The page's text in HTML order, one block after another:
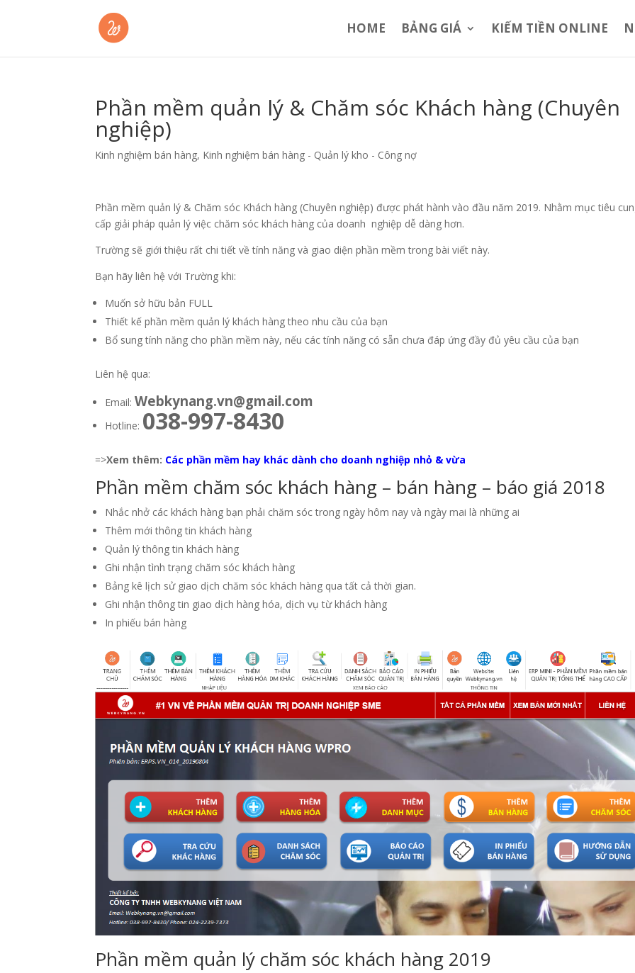
HOME BẢNG GIÁ KIẾM TIỀN ONLINE
Phần mềm quản lý & Chăm sóc Khách hàng (Chuyên
nghiệp)
Kinh nghiệm bán hàng, Kinh nghiệm bán hàng - Quản lý kho - Công nợ
Phần mềm quản lý & Chăm sóc Khách hàng (Chuyên nghiệp) được phát hành vào đầu năm 2019. Nhằm mục tiêu
cấp giải pháp quản lý việc chăm sóc khách hàng của doanh nghiệp dễ dàng hơn.
Trường sẽ giới thiệu rất chi tiết về tính năng và giao diện phần mềm trong bài viết này.
Bạn hãy liên hệ với Trường khi:
Muốn sở hữu bản FULL
Thiết kế phần mềm quản lý khách hàng theo nhu cầu của bạn
Bổ sung tính năng cho phần mềm này, nếu các tính năng có sẵn chưa đáp ứng đầy đủ yêu cầu của bạn
Liên hệ qua:
Email:Webkynang.vn@gmail.com
Hotline: 038-997-8430
=>Xem thêm: Các phần mềm hay khác dành cho doanh nghiệp nhỏ & vừa
Phần mềm chăm sóc khách hàng – bán hàng – báo giá 2018
Nhắc nhở các khách hàng bạn phải chăm sóc trong ngày hôm nay và ngày mai là những ai
Thêm mới thông tin khách hàng
Quản lý thông tin khách hàng
Ghi nhận tình trạng chăm sóc khách hàng
Bảng kê lịch sử giao dịch chăm sóc khách hàng qua tất cả thời gian.
Ghi nhận thông tin giao dịch hàng hóa, dịch vụ từ khách hàng
In phiếu bán hàng
Phần mềm quản lý chăm sóc khách hàng 2019